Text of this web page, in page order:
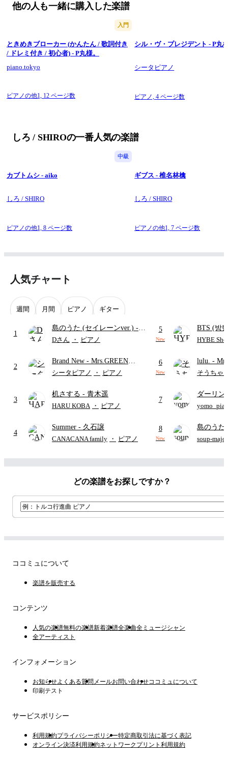
他の人も一緒に購入した楽譜
入門
ときめきブローカー (かんたん / 歌詞付き
/ ドレミ付き / 初心者) - P丸様。
piano.tokyo
ピアノの他1, 12 ページ数
シル・ヴ・プレジデント - P丸
シータピアノ
ピアノ,4 ページ数
しろ / SHIROの一番人気の楽譜
中級
カブトムシ - aiko
しろ / SHIRO
ピアノの他1, 8 ページ数
ギブス - 椎名林檎
しろ / SHIRO
ピアノの他1,7 ページ数
人気チャート
週間 月間 ピアノ ギター
1
島のうた (セイレーンver.) -
セイレーン(CV.鈴木みのり)
ード・ペダル付き/『映画ちい
かわ 人魚の島のひみつ』よ
Dさん ・ ピアノ
2
Brand New - Mrs.GREEN
APPLE
シータピアノ ・ ピアノ
3
机さする - 青木遥
HARU KOBA
・ ピアノ
4
Summer - 久石譲
CANACANA family ・ ピアノ
5
New
BTS (방
HYBE
6
New
lulu. -
そうちゃ
7
ダーリン
APPLE (
8
New
島のうた
映画ちい
soup-majo
どの楽譜をお探しですか？
ココミュについて
楽譜を販売する
コンテンツ
人気の楽譜無料の楽譜新着楽譜全楽曲全ミュージシャン
全アーティスト
インフォメーション
お知らせよくある質問 メールお問い合わせココミュについて
印刷テスト
サービスポリシー
利用規約プライバシーポリシー特定商取引法に基づく表記
オンライン決済利用規約ネットワークプリント利用規約